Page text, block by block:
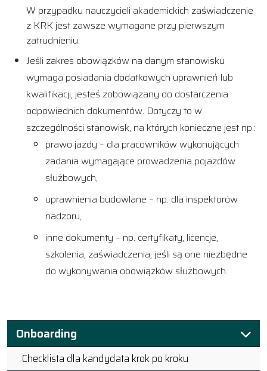
W przypadku nauczycieli akademickich zaświadczenie
z KRK jest zawsze wymagane przy pierwszym
zatrudnieniu.
Jeśli zakres obowiązków na danym stanowisku
wymaga posiadania dodatkowych uprawnień lub
kwalifikacji, jesteś zobowiązany do dostarczenia
odpowiednich dokumentów. Dotyczy to w
szczególności stanowisk, na których konieczne jest np.:
prawo jazdy – dla pracowników wykonujących
zadania wymagające prowadzenia pojazdów
służbowych,
uprawnienia budowlane – np. dla inspektorów
nadzoru,
inne dokumenty – np. certyfikaty, licencje,
szkolenia, zaświadczenia, jeśli są one niezbędne
do wykonywania obowiązków służbowych.
Onboarding
Checklista dla kandydata krok po kroku